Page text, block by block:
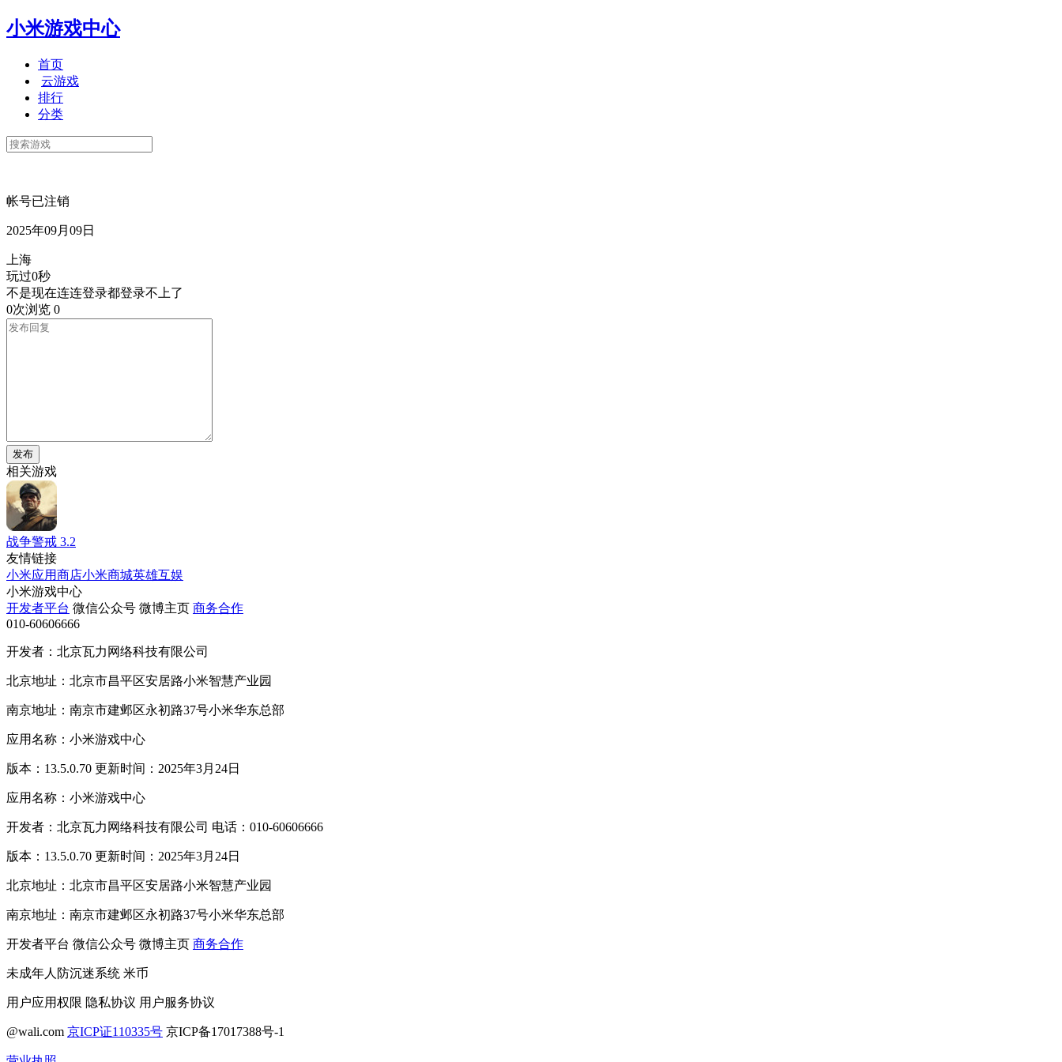
小米游戏中心
首页
云游戏
排行
分类
帐号已注销
2025年09月09日
上海
玩过0秒
不是现在连连登录都登录不上了
0次浏览 0
发布
相关游戏
战争警戒 3.2
友情链接
小米应用商店小米商城英雄互娱
小米游戏中心
开发者平台 微信公众号 微博主页 商务合作
010-60606666
开发者：北京瓦力网络科技有限公司
北京地址：北京市昌平区安居路小米智慧产业园
南京地址：南京市建邺区永初路37号小米华东总部
应用名称：小米游戏中心
版本：13.5.0.70 更新时间：2025年3月24日
应用名称：小米游戏中心
开发者：北京瓦力网络科技有限公司 电话：010-60606666
版本：13.5.0.70 更新时间：2025年3月24日
北京地址：北京市昌平区安居路小米智慧产业园
南京地址：南京市建邺区永初路37号小米华东总部
开发者平台 微信公众号 微博主页 商务合作
未成年人防沉迷系统 米币
用户应用权限 隐私协议 用户服务协议
@wali.com 京ICP证110335号 京ICP备17017388号-1